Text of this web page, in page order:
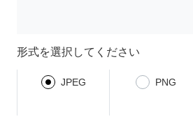
形式を選択してください
JPEG PNG